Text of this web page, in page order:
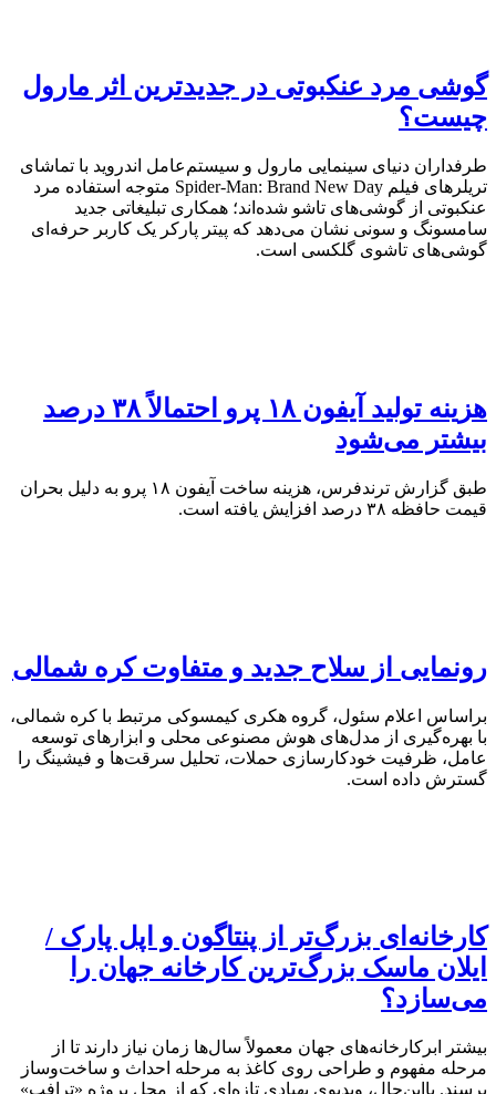
گوشی مرد عنکبوتی در جدیدترین اثر مارول
چیست؟
طرفداران دنیای سینمایی مارول و سیستم‌عامل اندروید با تماشای
تریلرهای فیلم Spider-Man: Brand New Day متوجه استفاده مرد
عنکبوتی از گوشی‌های تاشو شده‌اند؛ همکاری تبلیغاتی جدید
سامسونگ و سونی نشان می‌دهد که پیتر پارکر یک کاربر حرفه‌ای
گوشی‌های تاشوی گلکسی است.
هزینه تولید آیفون ۱۸ پرو احتمالاً ۳۸ درصد
بیشتر می‌شود
طبق گزارش ترندفرس، هزینه ساخت آیفون ۱۸ پرو به دلیل بحران
قیمت حافظه ۳۸ درصد افزایش یافته است.
رونمایی از سلاح جدید و متفاوت کره شمالی
براساس اعلام سئول، گروه هکری کیمسوکی مرتبط با کره شمالی،
با بهره‌گیری از مدل‌های هوش مصنوعی محلی و ابزارهای توسعه
عامل، ظرفیت خودکارسازی حملات، تحلیل سرقت‌ها و فیشینگ را
گسترش داده است.
کارخانه‌ای بزرگ‌تر از پنتاگون و اپل پارک /
ایلان ماسک بزرگ‌ترین کارخانه جهان را
می‌سازد؟
بیشتر ابرکارخانه‌های جهان معمولاً سال‌ها زمان نیاز دارند تا از
مرحله مفهوم و طراحی روی کاغذ به مرحله احداث و ساخت‌وساز
برسند. بااین‌حال، ویدیوی پهپادی تازه‌ای که از محل پروژه «ترافب»